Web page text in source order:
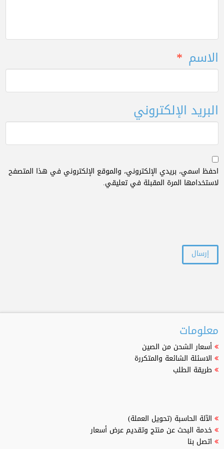
الاسم *
البريد الإلكتروني
احفظ اسمي، بريدي الإلكتروني، والموقع الإلكتروني في هذا المتصفح
لاستخدامها المرة المقبلة في تعليقي.
معلومات
أسعار الشحن من الصين
الاسئلة الشائعة والمتكررة
طريقة الطلب
الآلة الحاسبة (تحويل العملة)
خدمة البحث عن منتج وتقديم عرض أسعار
اتصل بنا